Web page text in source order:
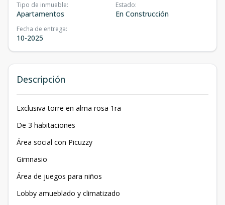
Tipo de inmueble:
Apartamentos
Estado:
En Construcción
Fecha de entrega:
10-2025
Descripción
Exclusiva torre en alma rosa 1ra
De 3 habitaciones
Área social con Picuzzy
Gimnasio
Área de juegos para niños
Lobby amueblado y climatizado